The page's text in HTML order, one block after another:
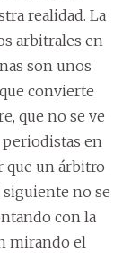
realidad. La
arbitrales en
son unos
convierte
que no se ve
en
que un árbitro
no se
con la
mirando el